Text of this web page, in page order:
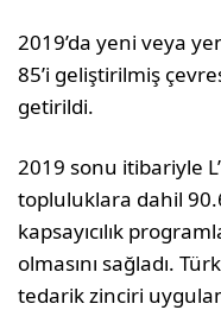
2019’da yeni veya
85’i geliştirilmiş
getirildi.
2019 sonu itibariyle
topluluklara dahil
kapsayıcılık
olmasını sağladı.
tedarik zinciri